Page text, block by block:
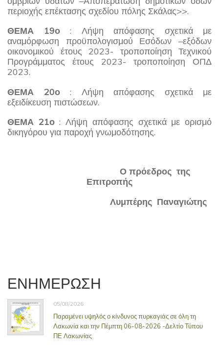
περιοχής επέκτασης σχεδίου πόλης Σκάλας>>.
ΘΕΜΑ 19ο: Λήψη απόφασης σχετικά με
αναμόρφωση προϋπολογισμού Εσόδων –εξόδων
οικονομικού έτους 2023- τροποποίηση Τεχνικού
Προγράμματος έτους 2023- τροποποίηση ΟΠΔ
2023.
ΘΕΜΑ 20ο: Λήψη απόφασης σχετικά με
εξειδίκευση πιστώσεων.
ΘΕΜΑ 21ο: Λήψη απόφασης σχετικά με ορισμό
δικηγόρου για παροχή γνωμοδότησης.
Ο πρόεδρος της
Επιτροπής
Λυμπέρης Παναγιώτης
ΕΝΗΜΕΡΩΣΗ
05/08/2026
Παραμένει υψηλός ο κίνδυνος πυρκαγιάς σε όλη τη
Λακωνία και την Πέμπτη 06-08-2026 -Δελτίο Τύπου
ΠΕ Λακωνίας